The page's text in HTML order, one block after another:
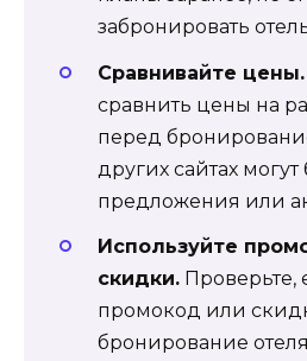
забронировать
Сравнивайте цены.
сравнить цены на
перед
других сайтах
предложения или
Используйте
скидки. Проверьте,
промокод или
бронирование